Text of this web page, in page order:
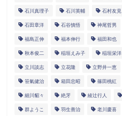
石川真理子 石川英輔 石村友見
石田章洋 石谷慎悟 神尾哲男
福島正伸 福本伸行 福田和也
秋本俊二 稲垣えみ子 稲垣栄洋
立川談志 立花隆 立野井一恵
笹氣健治 箱田忠昭 篠田桃紅
細川貂々 絶牙 綾辻行人
群ようこ 羽生善治 老川慶喜